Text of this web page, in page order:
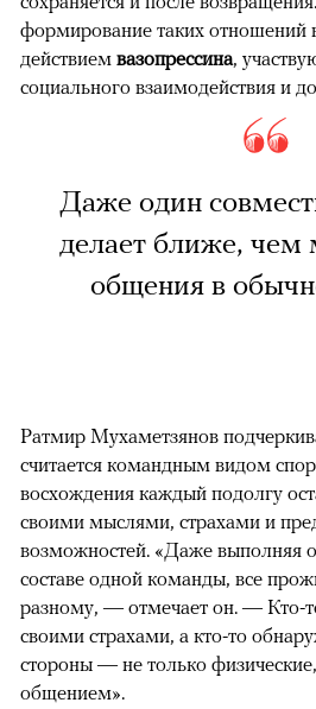
формирование таких отношений
действием вазопрессина,
социального взаимодействия и
Даже один
делает ближе, чем
общения в
Ратмир Мухаметзянов
считается командным видом
восхождения каждый подолгу
своими мыслями, страхами и
возможностей. «Даже выполняя
составе одной команды, все
разному, — отмечает он. — Кто-
своими страхами, а кто-то
стороны — не только
общением».